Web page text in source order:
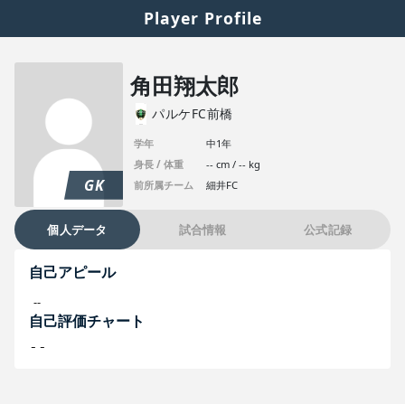
Player Profile
GK
角田翔太郎
パルケFC前橋
学年
中1年
身長 / 体重
-- cm / -- kg
前所属チーム
細井FC
個人データ 試合情報 公式記録
自己アピール
--
自己評価チャート
--